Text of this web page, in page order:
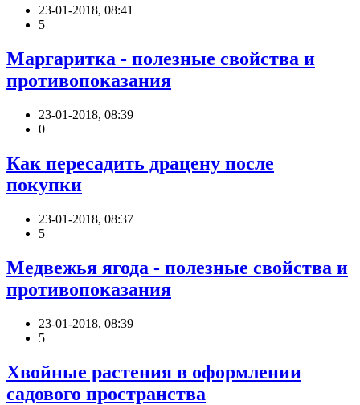
23-01-2018, 08:41
5
Маргаритка - полезные свойства и
противопоказания
23-01-2018, 08:39
0
Как пересадить драцену после
покупки
23-01-2018, 08:37
5
Медвежья ягода - полезные свойства и
противопоказания
23-01-2018, 08:39
5
Хвойные растения в оформлении
садового пространства